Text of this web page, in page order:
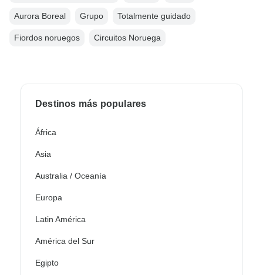
Aurora Boreal Grupo Totalmente guidado
Fiordos noruegos Circuitos Noruega
Destinos más populares
África
Asia
Australia / Oceanía
Europa
Latin América
América del Sur
Egipto